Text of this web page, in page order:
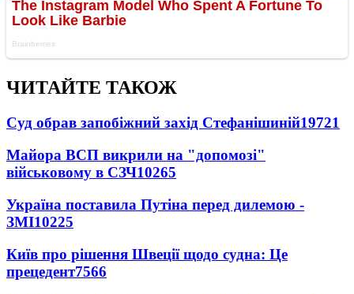
ЧИТАЙТЕ ТАКОЖ
Суд обрав запобіжний захід Стефанішиній19721
Майора ВСП викрили на "допомозі"
військовому в СЗЧ10265
Україна поставила Путіна перед дилемою -
ЗМІ10225
Київ про рішення Швеції щодо судна: Це
прецедент7566